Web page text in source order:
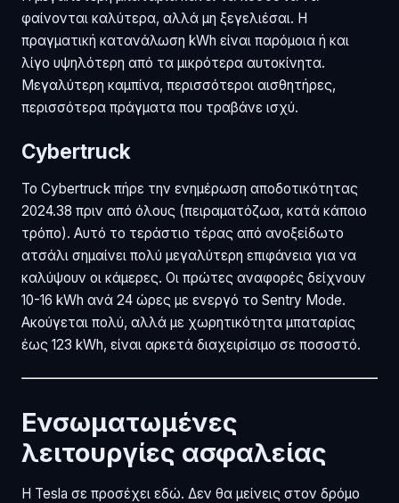
φαίνονται καλύτερα, αλλά μη ξεγελιέσαι. Η
πραγματική κατανάλωση kWh είναι παρόμοια ή και
λίγο υψηλότερη από τα μικρότερα αυτοκίνητα.
Μεγαλύτερη καμπίνα, περισσότεροι αισθητήρες,
περισσότερα πράγματα που τραβάνε ισχύ.
Cybertruck
Το Cybertruck πήρε την ενημέρωση αποδοτικότητας
2024.38 πριν από όλους (πειραματόζωα, κατά κάποιο
τρόπο). Αυτό το τεράστιο τέρας από ανοξείδωτο
ατσάλι σημαίνει πολύ μεγαλύτερη επιφάνεια για να
καλύψουν οι κάμερες. Οι πρώτες αναφορές δείχνουν
10-16 kWh ανά 24 ώρες με ενεργό το Sentry Mode.
Ακούγεται πολύ, αλλά με χωρητικότητα μπαταρίας
έως 123 kWh, είναι αρκετά διαχειρίσιμο σε ποσοστό.
Ενσωματωμένες
λειτουργίες ασφαλείας
Η Tesla σε προσέχει εδώ. Δεν θα μείνεις στον δρόμο